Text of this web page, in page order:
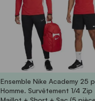
Ensemble Nike Academy 25
Homme. Survêtement 1/4 Zip